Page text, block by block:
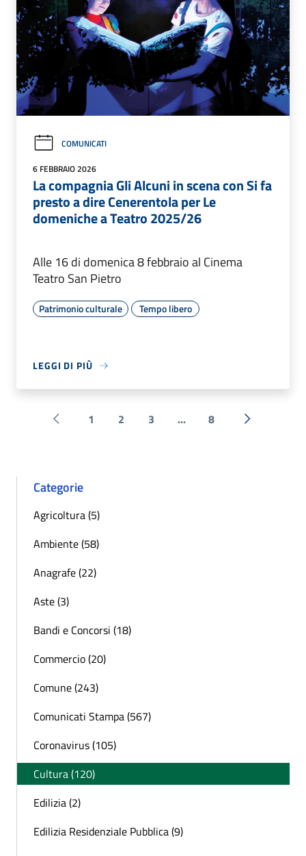
COMUNICATI
6 FEBBRAIO 2026
La compagnia Gli Alcuni in scena con Si fa
presto a dire Cenerentola per Le
domeniche a Teatro 2025/26
Alle 16 di domenica 8 febbraio al Cinema
Teatro San Pietro
Patrimonio culturale Tempo libero
LEGGI DI PIÙ
Pagina precedente
1 2 3 ... 8 Successiva
Categorie
Agricoltura (5)
Ambiente (58)
Anagrafe (22)
Aste (3)
Bandi e Concorsi (18)
Commercio (20)
Comune (243)
Comunicati Stampa (567)
Coronavirus (105)
Cultura (120)
Edilizia (2)
Edilizia Residenziale Pubblica (9)